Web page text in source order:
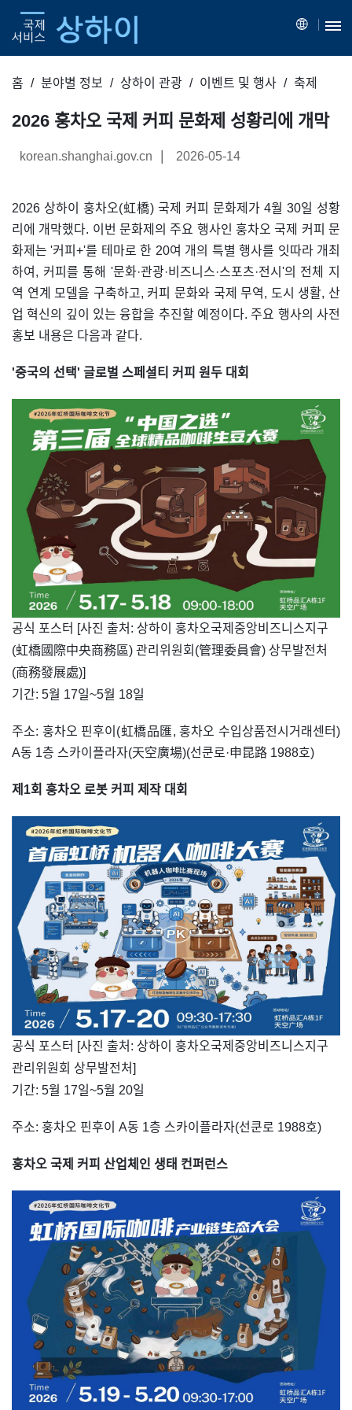
홈 분야별 정보 상하이 관광 이벤트 및 행사 축제
2026 훙차오 국제 커피 문화제 성황리에 개막
korean.shanghai.gov.cn | 2026-05-14
2026 상하이 훙차오(虹橋) 국제 커피 문화제가 4월 30일 성황
리에 개막했다. 이번 문화제의 주요 행사인 훙차오 국제 커피 문
화제는 '커피+'를 테마로 한 20여 개의 특별 행사를 잇따라 개최
하여, 커피를 통해 '문화·관광·비즈니스·스포츠·전시'의 전체 지
역 연계 모델을 구축하고, 커피 문화와 국제 무역, 도시 생활, 산
업 혁신의 깊이 있는 융합을 추진할 예정이다. 주요 행사의 사전
홍보 내용은 다음과 같다.
'중국의 선택' 글로벌 스페셜티 커피 원두 대회
​공식 포스터 [사진 출처: 상하이 훙차오국제중앙비즈니스지구
(虹橋國際中央商務區) 관리위원회(管理委員會) 상무발전처
(商務發展處)]
기간: 5월 17일~5월 18일
주소: 훙차오 핀후이(虹橋品匯, 훙차오 수입상품전시거래센터)
A동 1층 스카이플라자(天空廣場)(선쿤로·申昆路 1988호)
제1회 훙차오 로봇 커피 제작 대회
​공식 포스터 [사진 출처: 상하이 훙차오국제중앙비즈니스지구
관리위원회 상무발전처]
기간: 5월 17일~5월 20일
주소: 훙차오 핀후이 A동 1층 스카이플라자(선쿤로 1988호)
훙차오 국제 커피 산업체인 생태 컨퍼런스